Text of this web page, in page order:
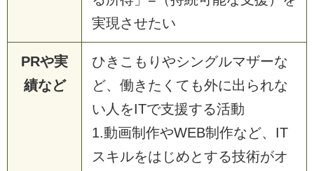
実現させたい
PRや実
績など
ひきこもりやシングルマザーな
ど、働きたくても外に出られな
い人をITで支援する活動
1.動画制作やWEB制作など、IT
スキルをはじめとする技術がオ